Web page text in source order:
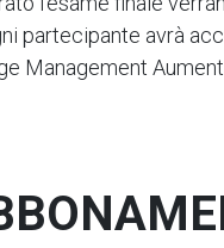
partecipante avrà
Management